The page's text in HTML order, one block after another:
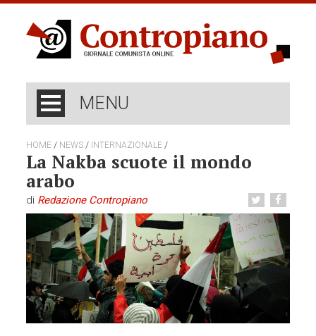
MENU
HOME / NEWS / INTERNAZIONALE /
La Nakba scuote il mondo
arabo
di Redazione Contropiano